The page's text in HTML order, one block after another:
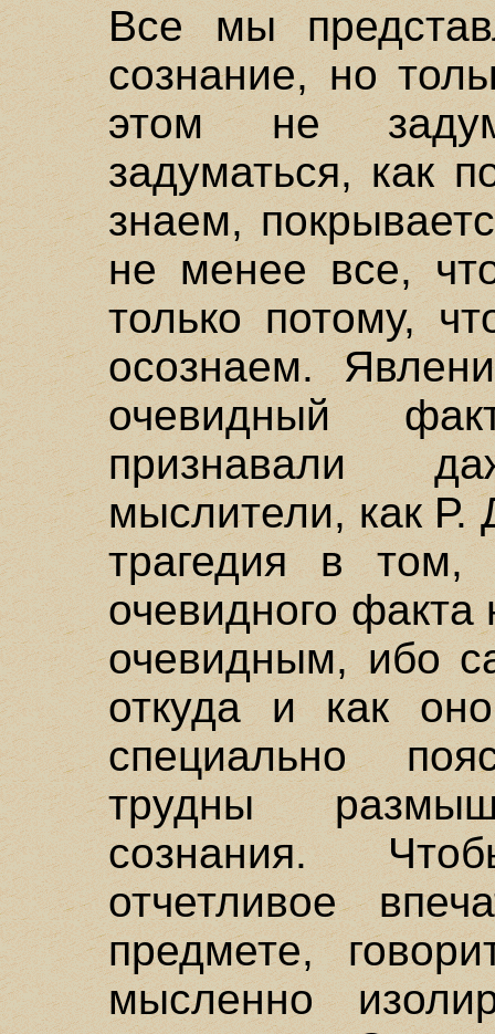
Все мы
сознание, но
этом не
задуматься, как
знаем,
не менее все,
только потому,
осознаем.
очевидный
признавали
мыслители, как Р.
трагедия в том,
очевидного
очевидным, ибо
откуда и как
специально
трудны
сознания.
отчетливое
предмете,
мысленно